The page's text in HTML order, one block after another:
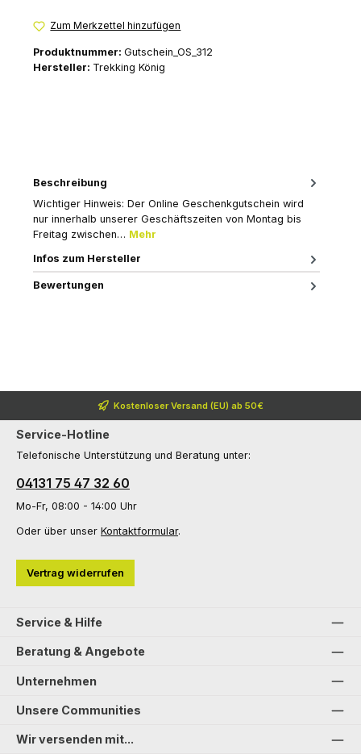
Zum Merkzettel hinzufügen
Produktnummer: Gutschein_OS_312
Hersteller: Trekking König
Beschreibung
Wichtiger Hinweis: Der Online Geschenkgutschein wird
nur innerhalb unserer Geschäftszeiten von Montag bis
Freitag zwischen… Mehr
Infos zum Hersteller
Bewertungen
Kostenloser Versand (EU) ab 50€
Service-Hotline
Telefonische Unterstützung und Beratung unter:
04131 75 47 32 60
Mo-Fr, 08:00 - 14:00 Uhr
Oder über unser Kontaktformular.
Vertrag widerrufen
Service & Hilfe
Beratung & Angebote
Unternehmen
Unsere Communities
Wir versenden mit...